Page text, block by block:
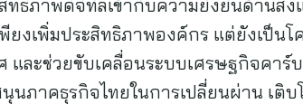
ทธิภาพดิจิทัลเข้ากับความยั่งยืนด้านสิ่ง
ยงเพิ่มประสิทธิภาพองค์กร แต่ยังเป็นโ
และช่วยขับเคลื่อนระบบเศรษฐกิจคาร์
ภาคธุรกิจไทยในการเปลี่ยนผ่าน เติบ